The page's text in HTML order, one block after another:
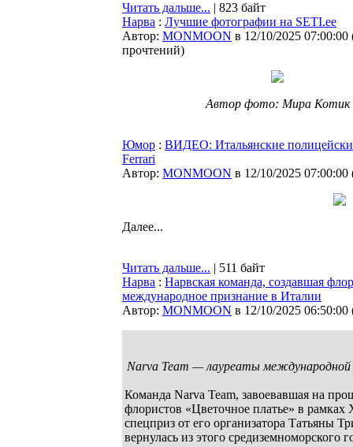
Читать дальше... | 823 байт
Нарва : Лучшие фотографии на SETI.ee
Автор: MONMOON в 12/10/2025 07:00:00
прочтений)
Автор фото: Мира Котик
Юмор : ВИДЕО: Итальянские
Ferrari
Автор: MONMOON в 12/10/2025 07:00:00
Далее...
Читать дальше... | 511 байт
Нарва : Нарвская команда, создавшая
международное признание в Италии
Автор: MONMOON в 12/10/2025 06:50:00
Narva Team — лауреаты
Команда Narva Team, завоевавшая на
флористов «Цветочное платье» в
спецприз от его организатора Татьяны
вернулась из этого средиземноморского